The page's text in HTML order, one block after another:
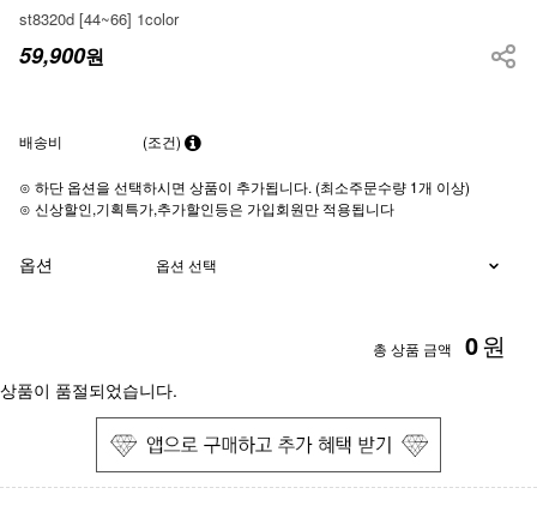
st8320d [44~66] 1color
59,900원
배송비 (조건)
⊙ 하단 옵션을 선택하시면 상품이 추가됩니다. (최소주문수량 1개 이상)
⊙ 신상할인,기획특가,추가할인등은 가입회원만 적용됩니다
옵션
총 상품 금액 0원
상품이 품절되었습니다.